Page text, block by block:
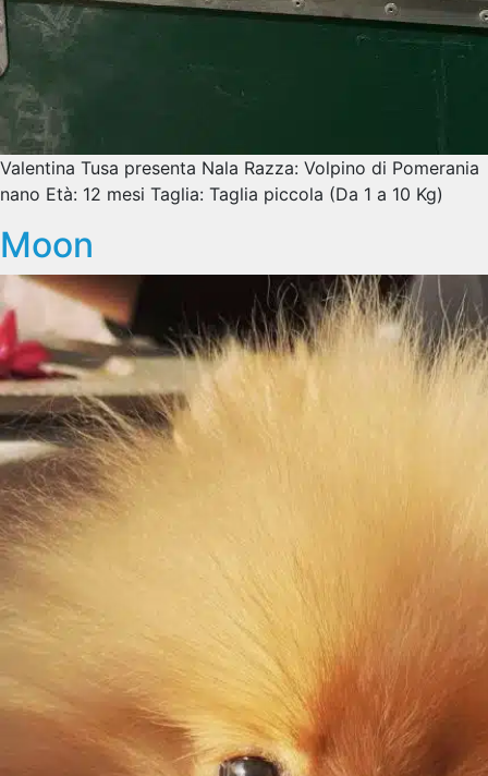
Valentina Tusa presenta Nala Razza: Volpino di Pomerania
nano Età: 12 mesi Taglia: Taglia piccola (Da 1 a 10 Kg)
Moon